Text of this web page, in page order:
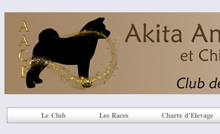
Le Club Les Races Charte d'Elevage